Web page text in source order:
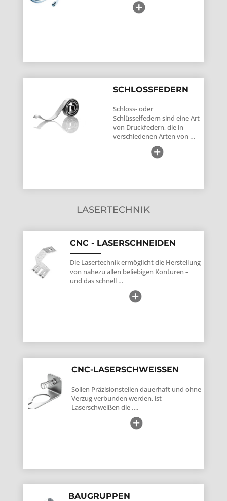
SCHLOSSFEDERN
Schloss- oder
Schlüsselfedern sind eine Art
von Druckfedern, die in
verschiedenen Arten von …
LASERTECHNIK
CNC - LASERSCHNEIDEN
Die Lasertechnik ermöglicht die Herstellung
von nahezu allen beliebigen Konturen –
und das schnell …
CNC-LASERSCHWEISSEN
Sollen Präzisionsteilen dauerhaft und ohne
Verzug verbunden werden, ist
Laserschweißen die ….
BAUGRUPPEN